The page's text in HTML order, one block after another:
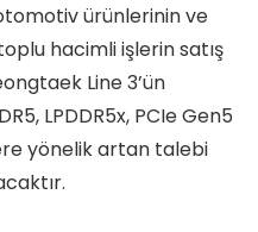
ürünlerinin ve
hacimli işlerin satış
Line 3’ün
LPDDR5x, PCIe Gen5
yönelik artan talebi